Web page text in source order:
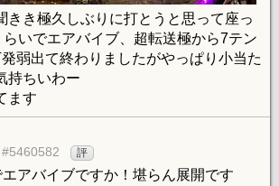
きき極久しぶりに打とうと思って座っ
いでエアバイブ、超転送極から7テン
弱出て終わりましたがやっぱり小当た
持ちいわー
ます
評
アバイブですか！堪らん展開です